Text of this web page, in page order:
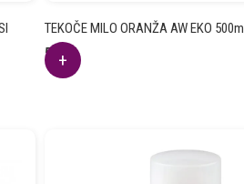
TEKOČE MILO ORANŽA AW EKO 500ml
5.03
€